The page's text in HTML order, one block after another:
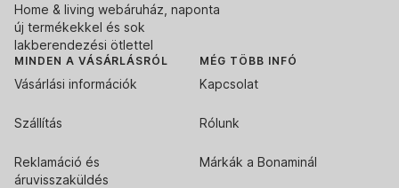
Home & living webáruház, naponta
új termékekkel és sok
lakberendezési ötlettel
MINDEN A VÁSÁRLÁSRÓL
Vásárlási információk
Szállítás
Reklamáció és
áruvisszaküldés
MÉG TÖBB INFÓ
Kapcsolat
Rólunk
Márkák a Bonaminál